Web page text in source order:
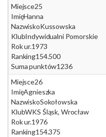
Miejsce25
ImięHanna
NazwiskoKussowska
KlubIndywidualni Pomorskie
Rok ur.1973
Ranking154.500
Suma punktów1236
Miejsce26
ImięAgnieszka
NazwiskoSokołowska
KlubWKS Śląsk, Wrocław
Rok ur.1976
Ranking154.375